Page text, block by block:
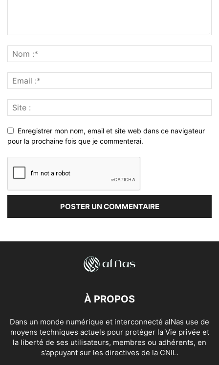
Enregistrer mon nom, email et site web dans ce navigateur
pour la prochaine fois que je commenterai.
À PROPOS
Dans un monde numérique et interconnecté alNas use de
moyens techniques actuels pour protéger la Vie privée et
la liberté de ses utilisateurs, membres ou adhérents, en
s’appuyant sur les directives de la CNIL.